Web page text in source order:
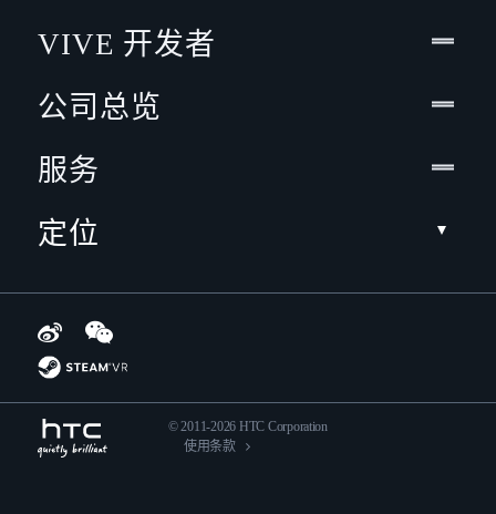
VIVE 开发者
公司总览
服务
定位
© 2011-2026 HTC Corporation
使用条款